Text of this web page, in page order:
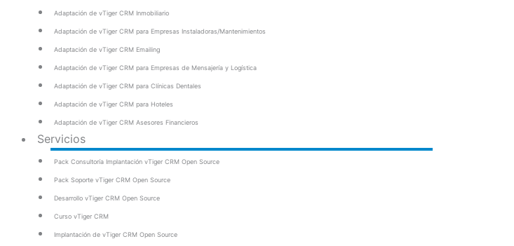
Adaptación de vTiger CRM Inmobiliario
Adaptación de vTiger CRM para Empresas Instaladoras/Mantenimientos
Adaptación de vTiger CRM Emailing
Adaptación de vTiger CRM para Empresas de Mensajería y Logística
Adaptación de vTiger CRM para Clínicas Dentales
Adaptación de vTiger CRM para Hoteles
Adaptación de vTiger CRM Asesores Financieros
Servicios
Pack Consultoría Implantación vTiger CRM Open Source
Pack Soporte vTiger CRM Open Source
Desarrollo vTiger CRM Open Source
Curso vTiger CRM
Implantación de vTiger CRM Open Source